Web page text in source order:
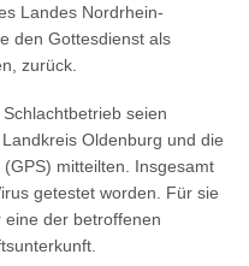
Landes Nordrhein-
den Gottesdienst als
zurück.
seien
Oldenburg und die
mitteilten. Insgesamt
getestet worden. Für sie
der betroffenen